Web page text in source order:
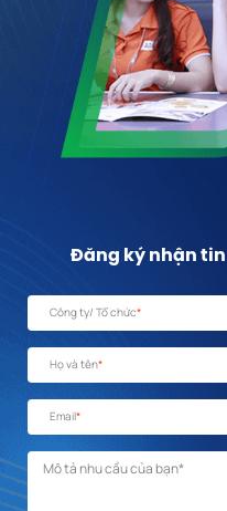
Đăng ký nhận tin
Công ty/ Tổ chức*
Họ và tên*
Email*
Mô tả nhu cầu *